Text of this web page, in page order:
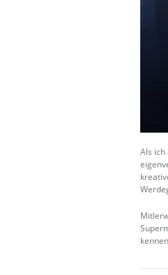
Als ich